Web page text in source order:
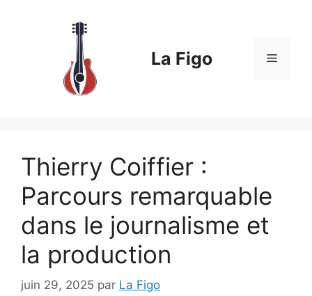
La Figo Menu
Thierry Coiffier :
Parcours remarquable
dans le journalisme et
la production
juin 29, 2025 par La Figo